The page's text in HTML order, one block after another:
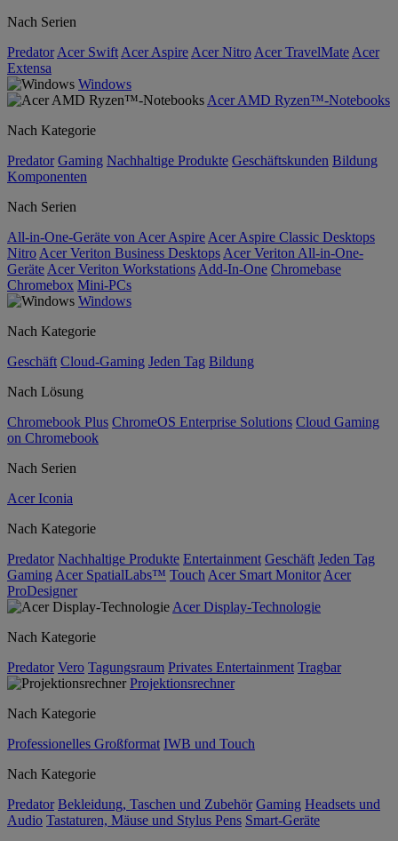
Nach Serien
Predator Acer Swift Acer Aspire Acer Nitro Acer TravelMate Acer
Extensa
Windows
Acer AMD Ryzen™-Notebooks
Nach Kategorie
Predator Gaming Nachhaltige Produkte Geschäftskunden Bildung
Komponenten
Nach Serien
All-in-One-Geräte von Acer Aspire Acer Aspire Classic Desktops
Nitro Acer Veriton Business Desktops Acer Veriton All-in-One-
Geräte Acer Veriton Workstations Add-In-One Chromebase
Chromebox Mini-PCs
Windows
Nach Kategorie
Geschäft Cloud-Gaming Jeden Tag Bildung
Nach Lösung
Chromebook Plus ChromeOS Enterprise Solutions Cloud Gaming
on Chromebook
Nach Serien
Acer Iconia
Nach Kategorie
Predator Nachhaltige Produkte Entertainment Geschäft Jeden Tag
Gaming Acer SpatialLabs™ Touch Acer Smart Monitor Acer
ProDesigner
Acer Display-Technologie
Nach Kategorie
Predator Vero Tagungsraum Privates Entertainment Tragbar
Projektionsrechner
Nach Kategorie
Professionelles Großformat IWB und Touch
Nach Kategorie
Predator Bekleidung, Taschen und Zubehör Gaming Headsets und
Audio Tastaturen, Mäuse und Stylus Pens Smart-Geräte